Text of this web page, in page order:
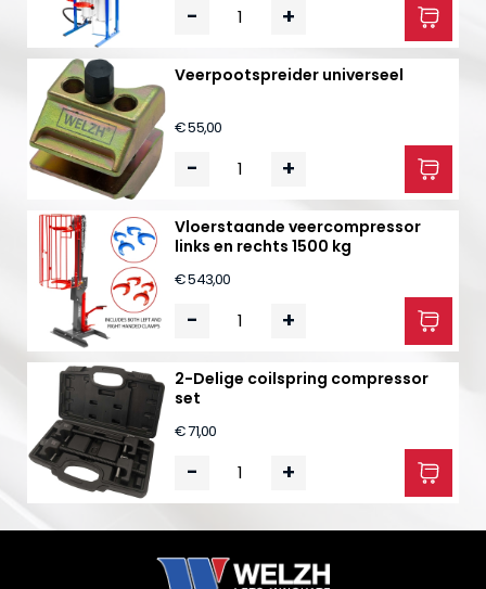
- +
Veerpootspreider universeel
€ 55,00
- +
Vloerstaande veercompressor
links en rechts 1500 kg
€ 543,00
- +
2-Delige coilspring compressor
set
€ 71,00
- +